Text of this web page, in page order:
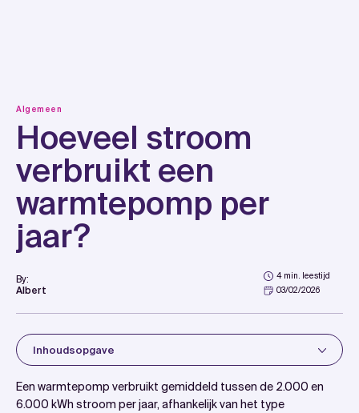
Algemeen
Hoeveel stroom
verbruikt een
warmtepomp per
jaar?
By:
Albert
4 min. leestijd
03/02/2026
Inhoudsopgave
Hoeveel kWh gebruikt een warmtepomp gemiddeld
Een warmtepomp verbruikt gemiddeld tussen de 2.000 en
6.000 kWh stroom per jaar, afhankelijk van het type